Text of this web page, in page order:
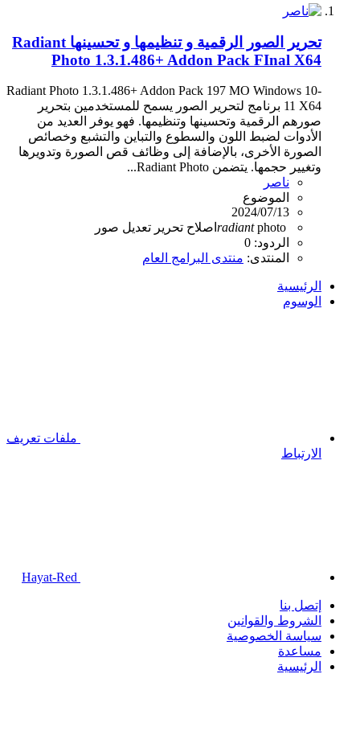
تحرير الصور الرقمية و تنظيمها و تحسينها Radiant
Photo 1.3.1.486+ Addon Pack FInal X64
Radiant Photo 1.3.1.486+ Addon Pack 197 MO Windows 10-
11 X64 برنامج لتحرير الصور يسمح للمستخدمين بتحرير
صورهم الرقمية وتحسينها وتنظيمها. فهو يوفر العديد من
الأدوات لضبط اللون والسطوع والتباين والتشبع وخصائص
الصورة الأخرى، بالإضافة إلى وظائف قص الصورة وتدويرها
وتغيير حجمها. يتضمن Radiant Photo...
ناصر
الموضوع
2024/07/13
photo
radiant اصلاح تحرير تعديل صور
الردود: 0
المنتدى: منتدى البرامج العام
الرئيسية
الوسوم
ملفات تعريف
الارتباط
إتصل بنا
الشروط والقوانين
سياسة الخصوصية
مساعدة
الرئيسية